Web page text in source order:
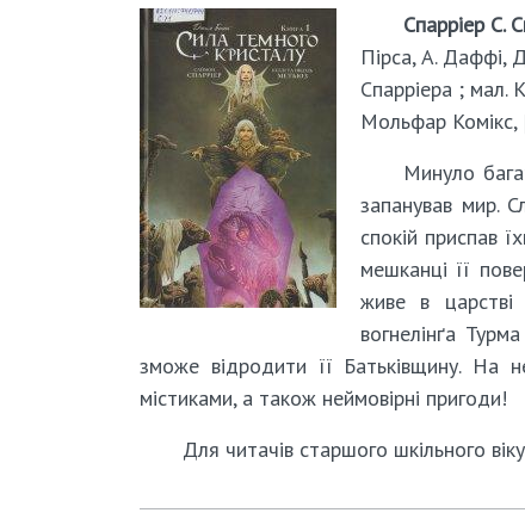
Спарріер С.
Пірса, А. Даффі,
Спарріера ; мал.
Мольфар
Минуло
запанував мир.
спокій приспав
мешканці її
живе в царстві
вогнелінґа
зможе відродити її Батьківщину. На
містиками, а також неймовірні пригоди!
Для читачів старшого шкільного